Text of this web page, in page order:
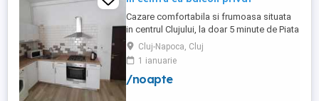
Cazare comfortabila si frumoasa situata
in centrul Clujului, la doar 5 minute de Piata
Mihai Viteazu, intr-un bloc nou.
Apartamentul este mobilat si utilat
complet, avand aragaz, hota, cuptor de
microunde, fierbator de apa, masina de
Cluj-Napoca, Cluj
1 ianuarie
/noapte